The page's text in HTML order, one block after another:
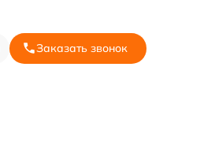
Заказать звонок